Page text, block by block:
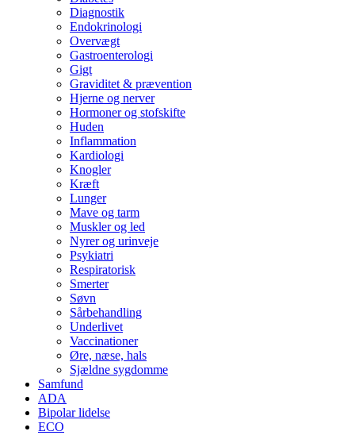
Diagnostik
Endokrinologi
Overvægt
Gastroenterologi
Gigt
Graviditet & prævention
Hjerne og nerver
Hormoner og stofskifte
Huden
Inflammation
Kardiologi
Knogler
Kræft
Lunger
Mave og tarm
Muskler og led
Nyrer og urinveje
Psykiatri
Respiratorisk
Smerter
Søvn
Sårbehandling
Underlivet
Vaccinationer
Øre, næse, hals
Sjældne sygdomme
Samfund
ADA
Bipolar lidelse
ECO